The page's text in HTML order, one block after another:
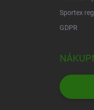
Sportex
GDPR